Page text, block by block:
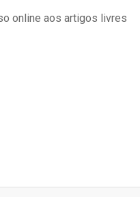
online aos artigos livres